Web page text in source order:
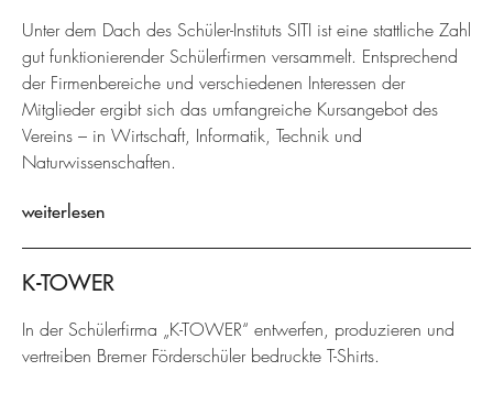
Unter dem Dach des Schüler-Instituts SITI ist eine stattliche Zahl
gut funktionierender Schülerfirmen versammelt. Entsprechend
der Firmenbereiche und verschiedenen Interessen der
Mitglieder ergibt sich das umfangreiche Kursangebot des
Vereins – in Wirtschaft, Informatik, Technik und
Naturwissenschaften.
weiterlesen
K-TOWER
In der Schülerfirma „K-TOWER“ entwerfen, produzieren und
vertreiben Bremer Förderschüler bedruckte T-Shirts.